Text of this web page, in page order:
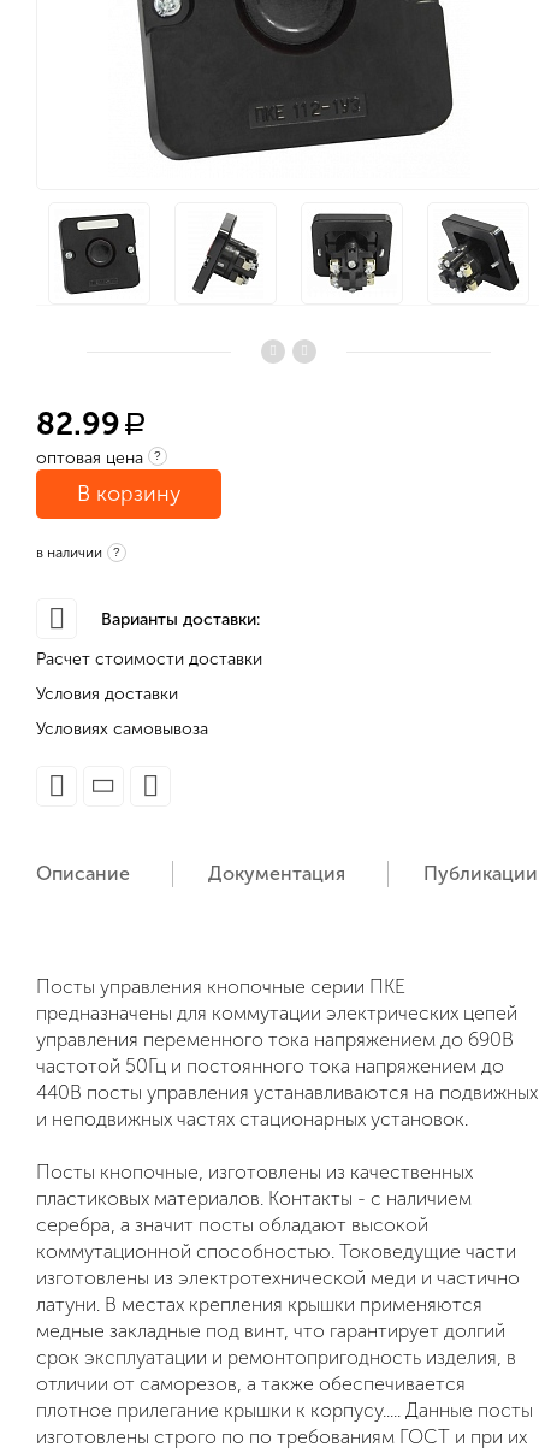
82.99 a
оптовая цена ?
В корзину
в наличии ?
Варианты доставки:
Расчет стоимости доставки
Условия доставки
Условиях самовывоза
Описание Документация Публикации
Посты управления кнопочные серии ПКЕ
предназначены для коммутации электрических цепей
управления переменного тока напряжением до 690В
частотой 50Гц и постоянного тока напряжением до
440В посты управления устанавливаются на подвижных
и неподвижных частях стационарных установок.
Посты кнопочные, изготовлены из качественных
пластиковых материалов. Контакты - с наличием
серебра, а значит посты обладают высокой
коммутационной способностью. Токоведущие части
изготовлены из электротехнической меди и частично
латуни. В местах крепления крышки применяются
медные закладные под винт, что гарантирует долгий
срок эксплуатации и ремонтопригодность изделия, в
отличии от саморезов, а также обеспечивается
плотное прилегание крышки к корпусу..... Данные посты
изготовлены строго по по требованиям ГОСТ и при их